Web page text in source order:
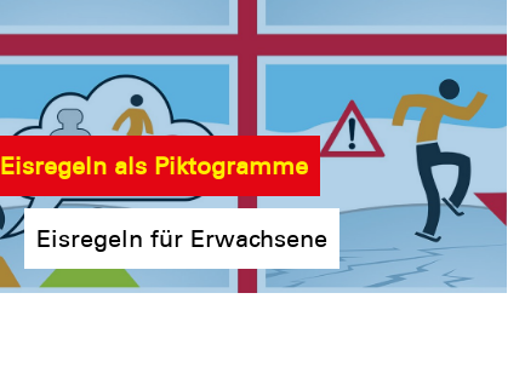
Eisregeln als Piktogramme
Eisregeln für Erwachsene